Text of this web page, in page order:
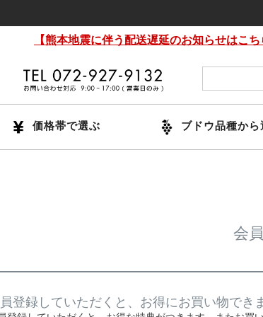
【熊本地震に伴う配送遅延のお知らせはこち
価格帯で選ぶ ブドウ品種から
会
登録していただくと、お得にお買い物でき